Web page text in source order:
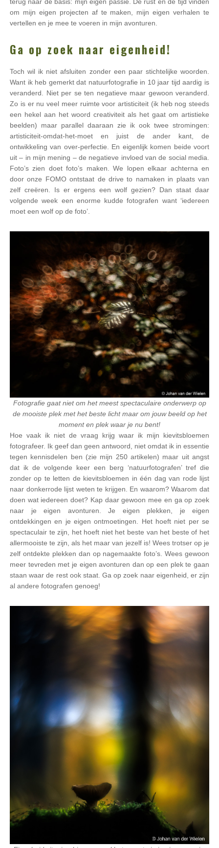
om mijn eigen projecten af te maken, mijn eigen verhalen te
vertellen en je mee te voeren in mijn avonturen.
Ga op zoek naar eigenheid!
Toch wil ik niet afsluiten zonder een paar stichtelijke woorden.
Want ik heb gemerkt dat natuurfotografie in 10 jaar tijd aardig is
veranderd. Niet per se ten negatieve maar gewoon veranderd.
Zo is er nu veel meer ruimte voor artisticiteit (ik heb nog steeds
een hekel aan het woord creativiteit als het gaat om artistieke
beelden) maar parallel daaraan zie ik ook twee stromingen:
artisticiteit-omdat-het-moet en juist de ander kant, de
ontwikkeling van over-perfectie. En eigenlijk komen beide voort
uit – in mijn mening – de negatieve invloed van de social media.
Foto’s zien doet foto’s maken. We lopen elkaar achterna en
door onze FOMO ontstaat de drive to namaken in plaats van
zelf creëren. Is er ergens een wolf gezien? Dan staat daar
volgende week een enorme kudde fotografen want ‘iedereen
moet een wolf op de foto’.
Fotografie gaat niet om het meest spectaculaire onderwerp op
de mooiste plek met het beste licht maar om jouw beeld op het
moment en plek waar je nu bent!
Hoe vaak ik niet de vraag krijg waar ik mijn kievitsbloemen
fotografeer. Ik geef dan geen antwoord, niet omdat ik in essentie
tegen kennisdelen ben (zie mijn 250 artikelen) maar uit angst
dat ik de volgende keer een berg ‘natuurfotografen’ tref die
zonder op te letten de kievitsbloemen in één dag van rode lijst
naar donkerrode lijst weten te krijgen. En waarom? Waarom dat
doen wat iedereen doet? Kap daar gewoon mee en ga op zoek
naar je eigen avonturen. Je eigen plekken, je eigen
ontdekkingen en je eigen ontmoetingen. Het hoeft niet per se
spectaculair te zijn, het hoeft niet het beste van het beste of het
allermooiste te zijn, als het maar van jezelf is! Wees trotser op je
zelf ontdekte plekken dan op nagemaakte foto’s. Wees gewoon
meer tevreden met je eigen avonturen dan op een plek te gaan
staan waar de rest ook staat. Ga op zoek naar eigenheid, er zijn
al andere fotografen genoeg!